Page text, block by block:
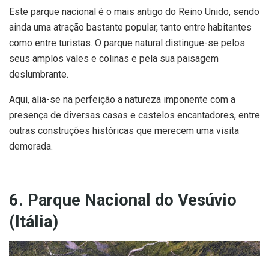
Este parque nacional é o mais antigo do Reino Unido, sendo
ainda uma atração bastante popular, tanto entre habitantes
como entre turistas. O parque natural distingue-se pelos
seus amplos vales e colinas e pela sua paisagem
deslumbrante.
Aqui, alia-se na perfeição a natureza imponente com a
presença de diversas casas e castelos encantadores, entre
outras construções históricas que merecem uma visita
demorada.
6. Parque Nacional do Vesúvio
(Itália)